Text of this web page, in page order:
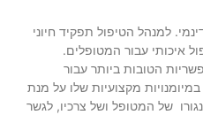
למנהל הטיפול תפקיד חיוני
איכותי עבור המטופלים.
הטובות ביותר עבור
מקצועיות שלו על מנת
של המטופל ושל צרכיו, לגשר